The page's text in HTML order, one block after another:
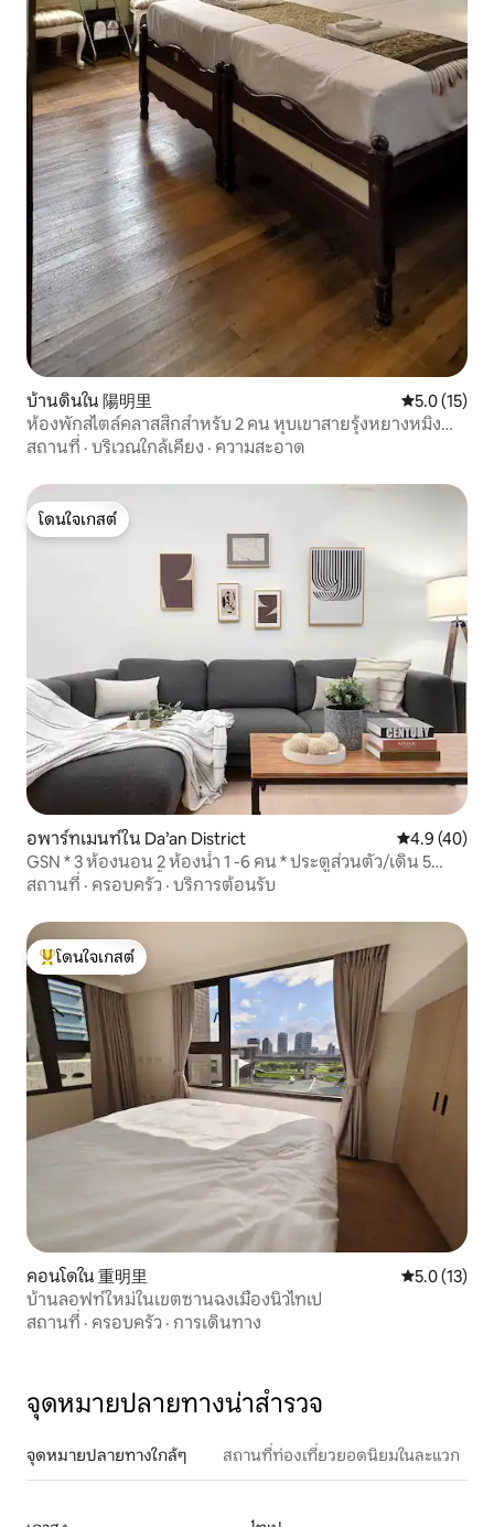
บ้านดินใน 陽明里 คะแนนเฉลี่ย
5.0 (15)
ห้องพักสไตล์คลาสสิกสำหรับ 2 คน หุบเขาสายรุ้งหยางหมิง
ซาน: การถ่ายภาพชุดแต่งงาน หุบเขาสายรุ้งหยางหมิงซาน
สถานที่ · บริเวณใกล้เคียง · ความสะอาด
โดนใจเกสต์
โดนใจเกสต์
อพาร์ทเมนท์ใน Da’an District คะแนนเฉลี่ย
4.9 (40)
GSN * 3 ห้องนอน 2 ห้องน้ำ 1 -6 คน * ประตูส่วนตัว/เดิน 5
นาที/เช่าห้องครัวทั้งห้อง
สถานที่ · ครอบครัว · บริการต้อนรับ
โดนใจเกสต์ที่สุด
โดนใจเกสต์
คอนโดใน 重明里 คะแนนเฉลี่ย
5.0 (13)
บ้านลอฟท์ใหม่ในเขตซานฉงเมืองนิวไทเป
สถานที่ · ครอบครัว · การเดินทาง
จุดหมายปลายทางน่าสำรวจ
จุดหมายปลายทางใกล้ๆ สถานที่ท่องเที่ยวยอดนิยมในละแวก